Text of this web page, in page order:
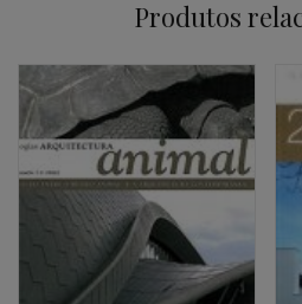
Produtos